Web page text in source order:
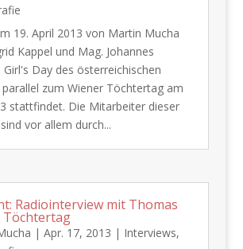
19. April 2013 von Martin Mucha
Kappel und Mag. Johannes
Girl's Day des österreichischen
zum Wiener Töchtertag am
stattfindet. Die Mitarbeiter dieser
vor allem durch...
Radiointerview mit Thomas
Töchtertag
| Apr. 17, 2013 | Interviews,